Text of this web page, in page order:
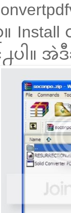
Install
ပါ။